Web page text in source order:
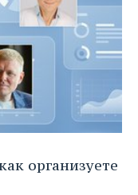
организуете